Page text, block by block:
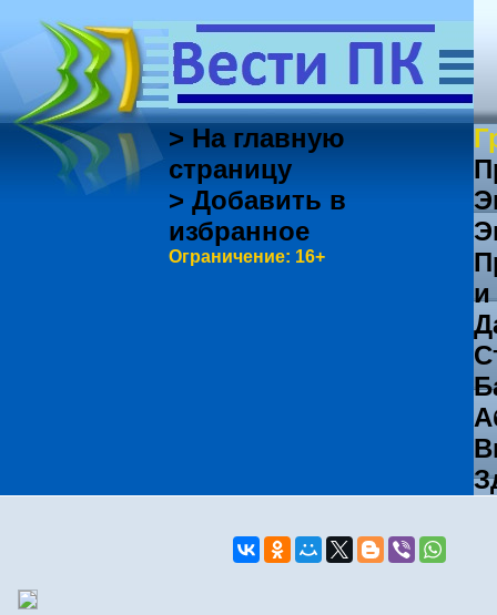
> На главную
страницу
> Добавить в
избранное
Ограничение: 16+